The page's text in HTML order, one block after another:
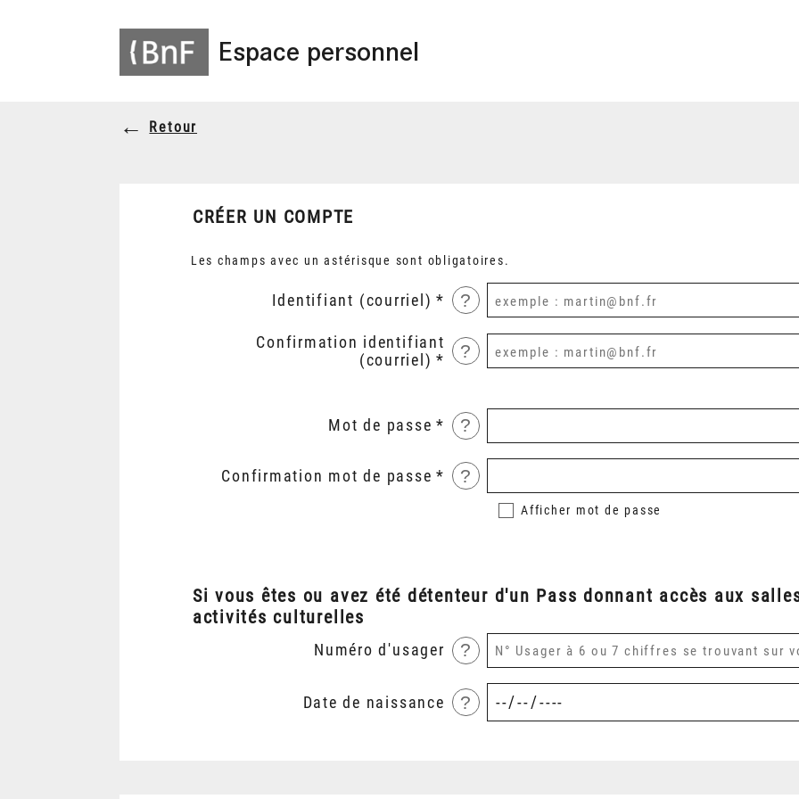
Espace personnel
Retour
CRÉER UN COMPTE
Les champs avec un astérisque sont obligatoires.
Identifiant (courriel) ?
Confirmation identifiant
(courriel)
?
Mot de passe ?
Confirmation mot de passe ?
Afficher mot de passe
Si vous êtes ou avez été détenteur d'un Pass donnant accès aux
activités culturelles
Numéro d'usager ?
Date de naissance ?